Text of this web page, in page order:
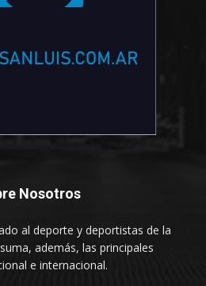
Nosotros
al deporte y deportistas de la
además, las principales
e internacional.